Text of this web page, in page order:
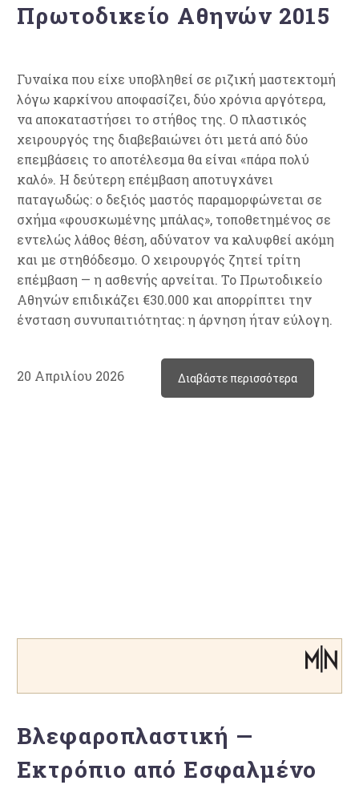
Πρωτοδικείο Αθηνών 2015
Γυναίκα που είχε υποβληθεί σε ριζική μαστεκτομή
λόγω καρκίνου αποφασίζει, δύο χρόνια αργότερα,
να αποκαταστήσει το στήθος της. Ο πλαστικός
χειρουργός της διαβεβαιώνει ότι μετά από δύο
επεμβάσεις το αποτέλεσμα θα είναι «πάρα πολύ
καλό». Η δεύτερη επέμβαση αποτυγχάνει
παταγωδώς: ο δεξιός μαστός παραμορφώνεται σε
σχήμα «φουσκωμένης μπάλας», τοποθετημένος σε
εντελώς λάθος θέση, αδύνατον να καλυφθεί ακόμη
και με στηθόδεσμο. Ο χειρουργός ζητεί τρίτη
επέμβαση — η ασθενής αρνείται. Το Πρωτοδικείο
Αθηνών επιδικάζει €30.000 και απορρίπτει την
ένσταση συνυπαιτιότητας: η άρνηση ήταν εύλογη.
20 Απριλίου 2026 Διαβάστε περισσότερα
Βλεφαροπλαστική —
Εκτρόπιο από Εσφαλμένο